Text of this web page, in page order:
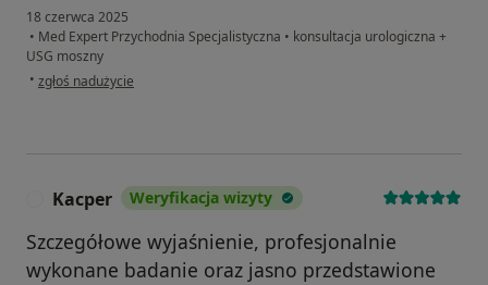
18 czerwca 2025
• Med Expert Przychodnia Specjalistyczna • konsultacja urologiczna +
USG moszny
• w opinii użytkownika Kamil
zgłoś nadużycie
Kacper Weryfikacja wizyty
Szczegółowe wyjaśnienie, profesjonalnie
wykonane badanie oraz jasno przedstawione